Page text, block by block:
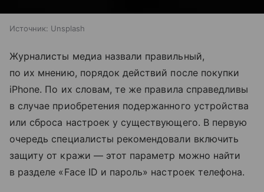
Источник: Unsplash
Журналисты медиа назвали правильный,
по их мнению, порядок действий после покупки
iPhone. По их словам, те же правила справедливы
в случае приобретения подержанного устройства
или сброса настроек у существующего. В первую
очередь специалисты рекомендовали включить
защиту от кражи — этот параметр можно найти
в разделе «Face ID и пароль» настроек телефона.